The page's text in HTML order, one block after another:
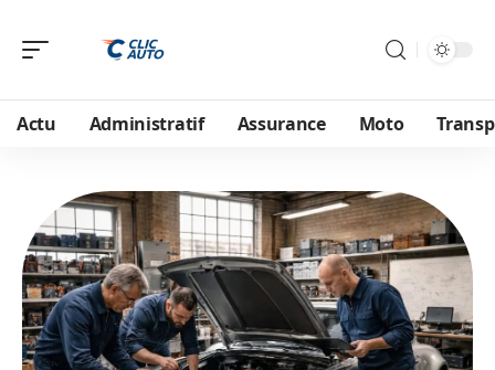
Actu Administratif Assurance Moto